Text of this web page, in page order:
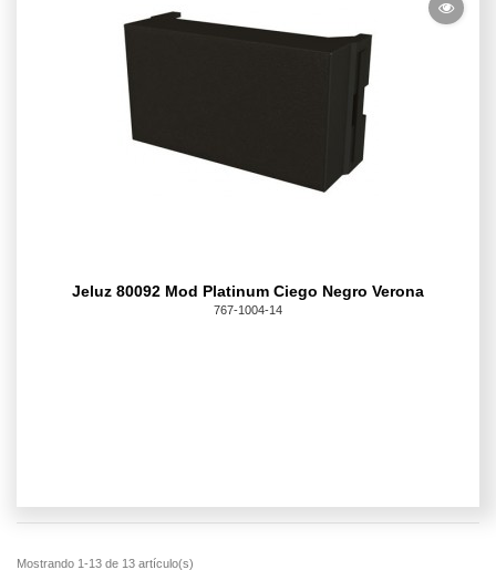
Jeluz 80092 Mod Platinum Ciego Negro Verona
767-1004-14